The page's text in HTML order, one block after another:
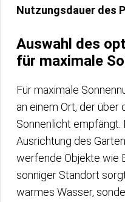
Nutzungsdauer des
Auswahl des
für maximale
Für maximale
an einem Ort, der über
Sonnenlicht empfängt.
Ausrichtung des
werfende Objekte wie
sonniger Standort
warmes Wasser,